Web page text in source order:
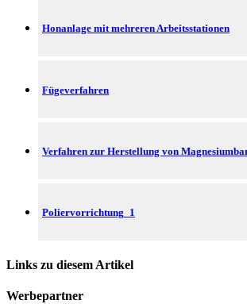
Honanlage mit mehreren Arbeitsstationen
Fügeverfahren
Verfahren zur Herstellung von
Poliervorrichtung_1
Links zu diesem Artikel
Werbepartner